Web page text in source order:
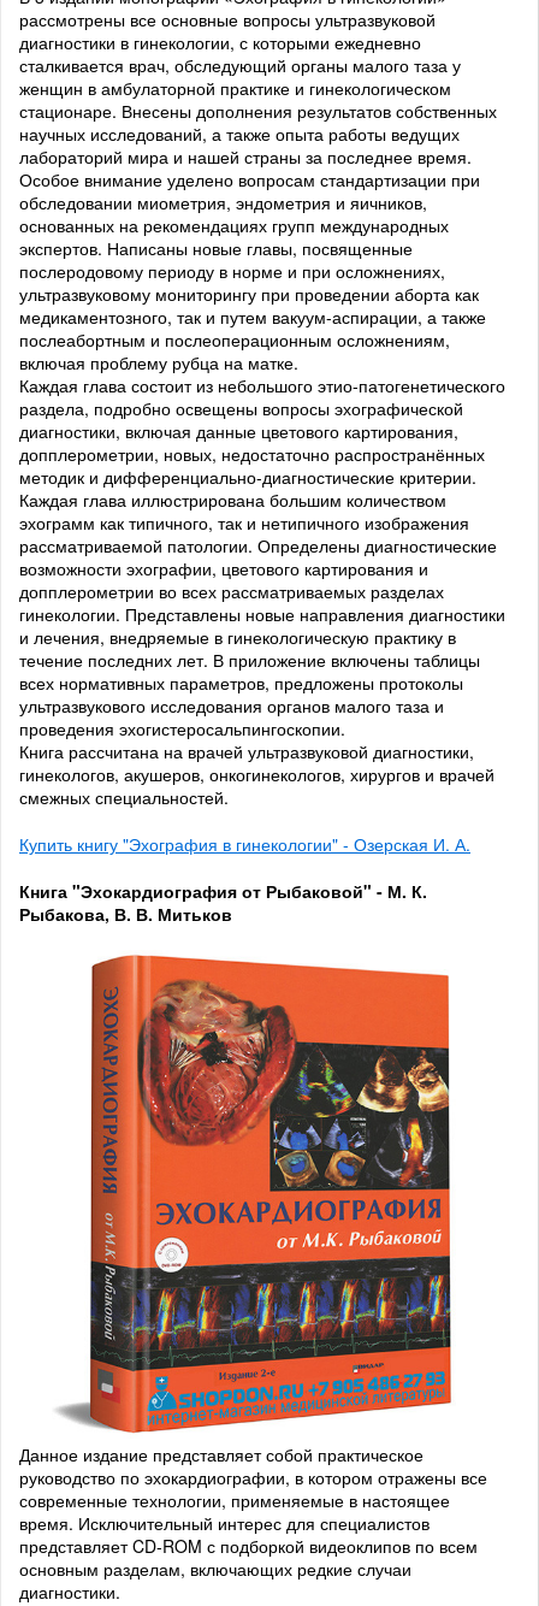
рассмотрены все основные вопросы ультразвуковой
диагностики в гинекологии, с которыми ежедневно
сталкивается врач, обследующий органы малого таза у
женщин в амбулаторной практике и гинекологическом
стационаре. Внесены дополнения результатов собственных
научных исследований, а также опыта работы ведущих
лабораторий мира и нашей страны за последнее время.
Особое внимание уделено вопросам стандартизации при
обследовании миометрия, эндометрия и яичников,
основанных на рекомендациях групп международных
экспертов. Написаны новые главы, посвященные
послеродовому периоду в норме и при осложнениях,
ультразвуковому мониторингу при проведении аборта как
медикаментозного, так и путем вакуум-аспирации, а также
послеабортным и послеоперационным осложнениям,
включая проблему рубца на матке.
Каждая глава состоит из небольшого этио-патогенетического
раздела, подробно освещены вопросы эхографической
диагностики, включая данные цветового картирования,
допплерометрии, новых, недостаточно распространённых
методик и дифференциально-диагностические критерии.
Каждая глава иллюстрирована большим количеством
эхограмм как типичного, так и нетипичного изображения
рассматриваемой патологии. Определены диагностические
возможности эхографии, цветового картирования и
допплерометрии во всех рассматриваемых разделах
гинекологии. Представлены новые направления диагностики
и лечения, внедряемые в гинекологическую практику в
течение последних лет. В приложение включены таблицы
всех нормативных параметров, предложены протоколы
ультразвукового исследования органов малого таза и
проведения эхогистеросальпингоскопии.
Книга рассчитана на врачей ультразвуковой диагностики,
гинекологов, акушеров, онкогинекологов, хирургов и врачей
смежных специальностей.
Купить книгу "Эхография в гинекологии" - Озерская И. А.
Книга "Эхокардиография от Рыбаковой" - М. К.
Рыбакова, В. В. Митьков
Данное издание представляет собой практическое
руководство по эхокардиографии, в котором отражены все
современные технологии, применяемые в настоящее
время. Исключительный интерес для специалистов
представляет CD-ROM с подборкой видеоклипов по всем
основным разделам, включающих редкие случаи
диагностики.